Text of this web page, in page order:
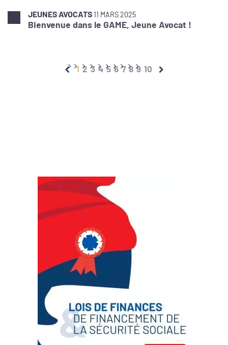
JEUNES AVOCATS11 MARS 2025
Bienvenue dans le GAME, Jeune Avocat !
1 2 3 4 5 6 7 8 9 10